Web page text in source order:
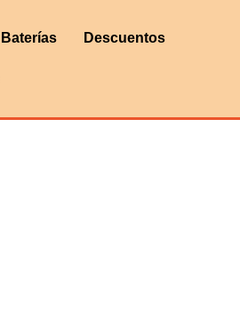
Baterías Descuentos